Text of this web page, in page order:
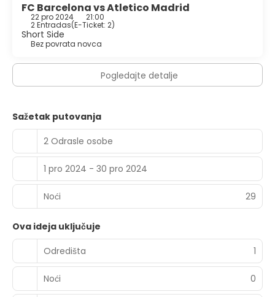
FC Barcelona vs Atletico Madrid
22 pro 2024 21:00
2 Entradas(E-Ticket: 2)
Short Side
Bez povrata novca
Pogledajte detalje
Sažetak putovanja
2 Odrasle osobe
1 pro 2024 - 30 pro 2024
Noći 29
Ova ideja uključuje
Odredišta
1
Noći 0